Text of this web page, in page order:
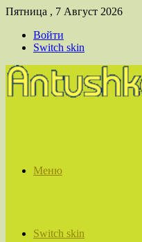
Пятница , 7 Август 2026
Войти
Switch skin
Меню
Switch skin